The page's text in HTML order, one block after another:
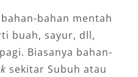
bahan mentah
buah, sayur, dll,
Biasanya bahan-
sekitar Subuh atau